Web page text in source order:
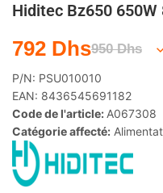
Hiditec Bz650
950Dhs
792 Dhs
P/N: PSU010010
EAN: 8436545691182
Code de l'article: A067308
Catégorie affecté: